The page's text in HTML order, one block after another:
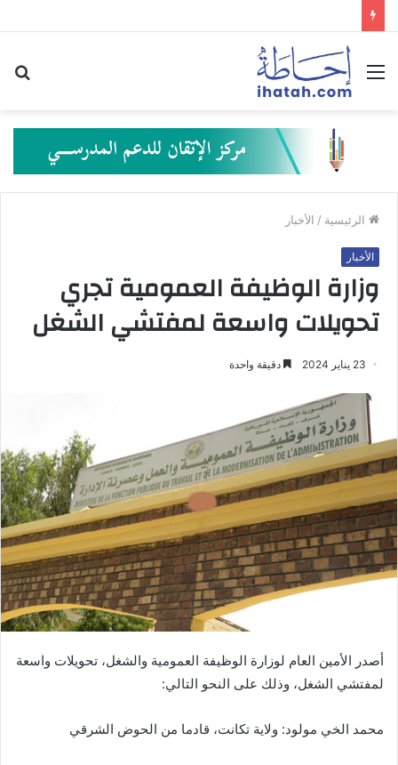
القائمة
الرئيسية / الأخبار
الأخبار
وزارة الوظيفة العمومية تجري
تحويلات واسعة لمفتشي الشغل
23 يناير 2024 دقيقة واحدة
أصدر الأمين العام لوزارة الوظيفة العمومية والشغل، تحويلات واسعة
لمفتشي الشغل، وذلك على النحو التالي:
محمد الخي مولود: ولاية تكانت، قادما من الحوض الشرقي